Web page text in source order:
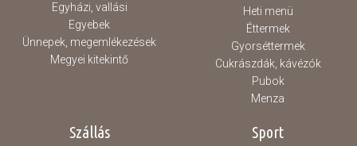
Egyházi, vallási
Egyebek
Ünnepek, megemlékezések
Megyei kitekintő
Heti menü
Éttermek
Gyorséttermek
Cukrászdák, kávézók
Pubok
Menza
Szállás Sport